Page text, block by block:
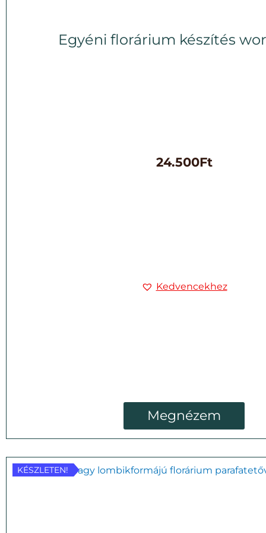
Egyéni florárium készítés
24.500Ft
Kedvencekhez
Megnézem
KÉSZLETEN!
KÉSZLETEN!